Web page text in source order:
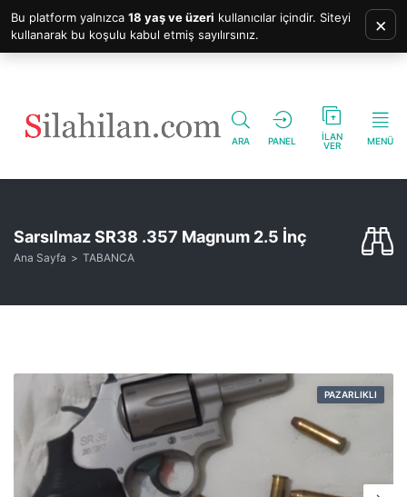
ARA PANEL
İLAN
VER
MENÜ
Sarsılmaz SR38 .357 Magnum 2.5 İnç
Ana Sayfa TABANCA
PAZARLIKLI
Bu platform yalnızca 18 yaş ve üzeri kullanıcılar içindir. Siteyi
kullanarak bu koşulu kabul etmiş sayılırsınız.
×